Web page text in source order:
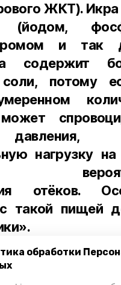
обработки
ЖКТ). Икра
(йодом,
и так
содержит
соли, потому
нагрузку на
отёков.
такой пищей
человека
считается 30-50